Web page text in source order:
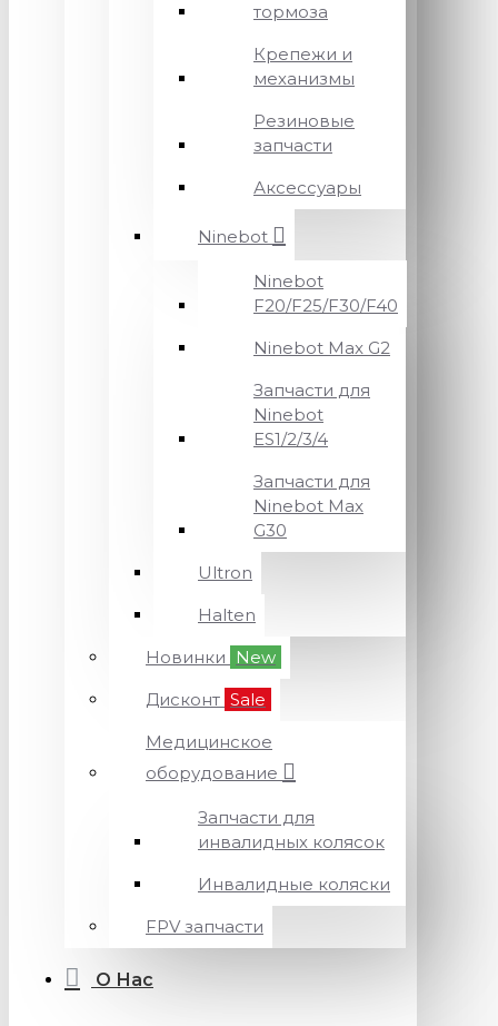
тормоза
Крепежи и
механизмы
Резиновые
запчасти
Аксессуары
Ninebot
Ninebot
F20/F25/F30/F40
Ninebot Max G2
Запчасти для
Ninebot
ES1/2/3/4
Запчасти для
Ninebot Max
G30
Ultron
Halten
Новинки
New
Дисконт Sale
Медицинское
оборудование
Запчасти для
инвалидных колясок
Инвалидные коляски
FPV запчасти
О Нас